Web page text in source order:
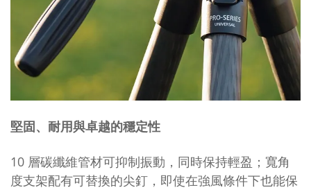
堅固、耐用與卓越的穩定性
10 層碳纖維管材可抑制振動，同時保持輕盈；寬角
度支架配有可替換的尖釘，即使在強風條件下也能保